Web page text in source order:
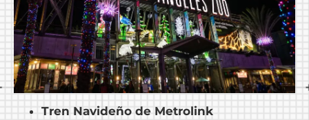
Tren Navideño de Metrolink